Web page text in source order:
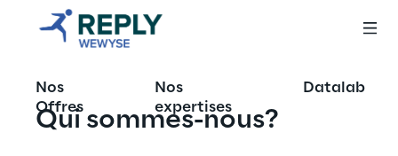
Nos
Offres
Nos
expertises
Datalab
Qui sommes-nous?